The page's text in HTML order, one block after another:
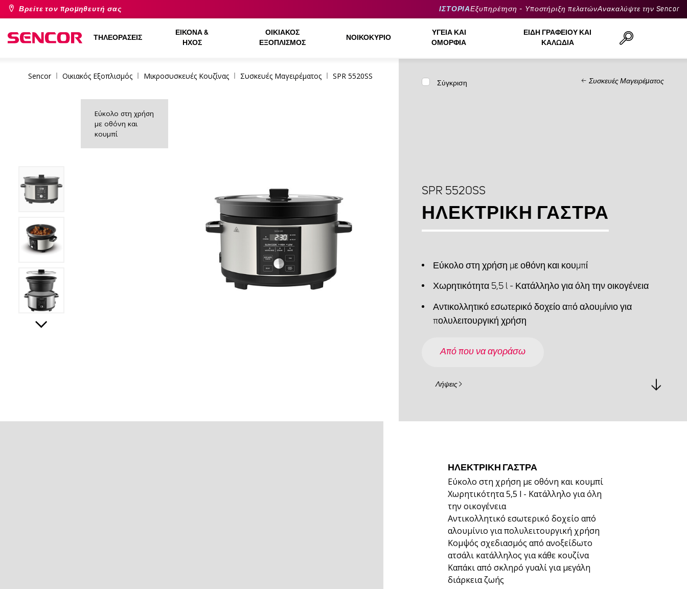
Βρείτε τον προμηθευτή σας ΙΣΤΟΡΙΑΕξυπηρέτηση - Υποστήριξη πελατώνΑνακαλύψτε την Sencor
ΤΗΛΕΟΡΆΣΕΙΣ
ΕΙΚΌΝΑ &
ΉΧΟΣ
ΟΙΚΙΑΚΌΣ
ΕΞΟΠΛΙΣΜΌΣ
ΝΟΙΚΟΚΥΡΙΌ
ΥΓΕΊΑ ΚΑΙ
ΟΜΟΡΦΙΆ
ΕΊΔΗ ΓΡΑΦΕΊΟΥ ΚΑΙ
ΚΑΛΏΔΙΑ
Sencor Οικιακός Εξοπλισμός Μικροσυσκευές Κουζίνας Συσκευές Μαγειρέματος SPR 5520SS
Εύκολο στη χρήση
με οθόνη και
κουμπί
Σύγκριση Συσκευές Μαγειρέματος
SPR 5520SS
ΗΛΕΚΤΡΙΚΉ ΓΆΣΤΡΑ
Εύκολο στη χρήση με οθόνη και κουμπί
Χωρητικότητα 5,5 l - Κατάλληλο για όλη την οικογένεια
Αντικολλητικό εσωτερικό δοχείο από αλουμίνιο για
πολυλειτουργική χρήση
Από που να αγοράσω
Λήψεις
ΗΛΕΚΤΡΙΚΉ ΓΆΣΤΡΑ
Εύκολο στη χρήση με οθόνη και κουμπί
Χωρητικότητα 5,5 l - Κατάλληλο για όλη
την οικογένεια
Αντικολλητικό εσωτερικό δοχείο από
αλουμίνιο για πολυλειτουργική χρήση
Κομψός σχεδιασμός από ανοξείδωτο
ατσάλι κατάλληλος για κάθε κουζίνα
Καπάκι από σκληρό γυαλί για μεγάλη
διάρκεια ζωής